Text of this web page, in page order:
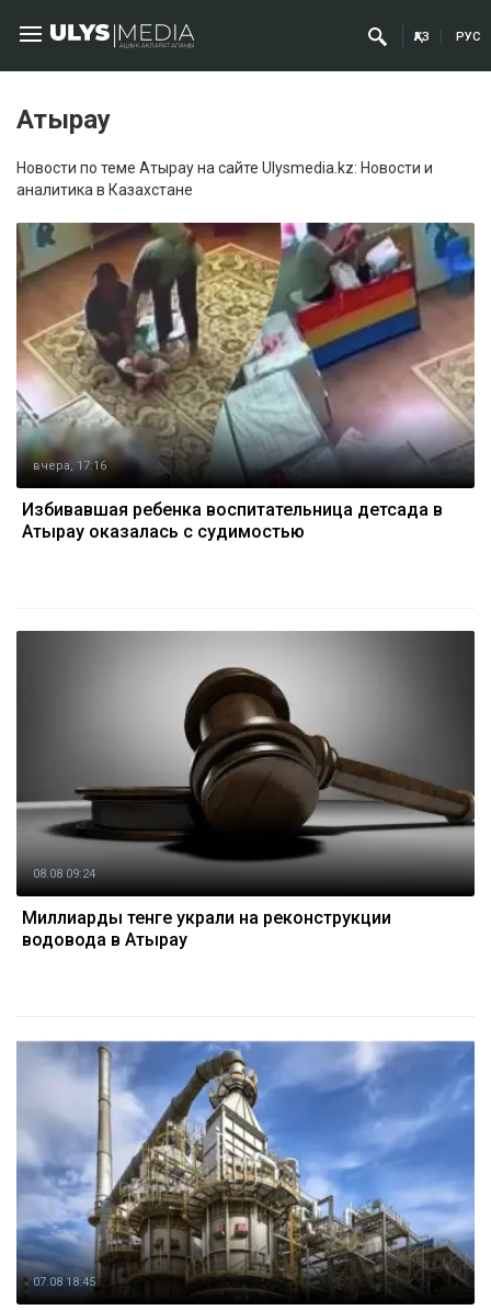
ҚАЗ РУС
Атырау
Новости по теме Атырау на сайте Ulysmedia.kz: Новости и
аналитика в Казахстане
вчера, 17:16
Избивавшая ребенка воспитательница детсада в
Атырау оказалась с судимостью
08.08 09:24
Миллиарды тенге украли на реконструкции
водовода в Атырау
07.08 18:45